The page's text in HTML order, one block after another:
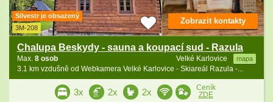
Silvestr je obsazený
3M-208
Chalupa Beskydy - sauna a koupací sud - Razula
Velké Karlovice mapa
Max. 8 osob
3.1 km vzdušně od Webkamera Velké Karlovice - Skiareál Razula -...
Zobrazit kontakty
3x 2x 2x
Ceník
ZDE